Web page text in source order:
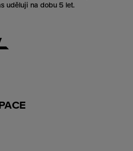
uděluji na dobu 5 let.